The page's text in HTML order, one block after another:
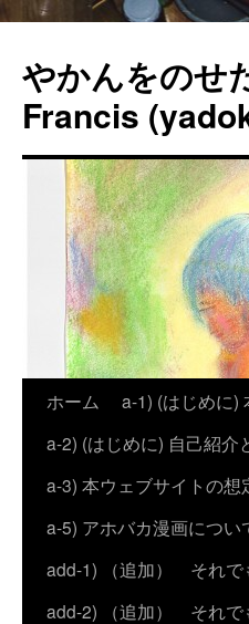
やかんをのせ
Francis
ホーム
a-1) (はじめに)
a-2) (はじめに) 自己紹介
a-3) 本ウェブサイトの
a-5) アホバカ漫画につい
add-1) （追加） それで
add-2) （追加） それで